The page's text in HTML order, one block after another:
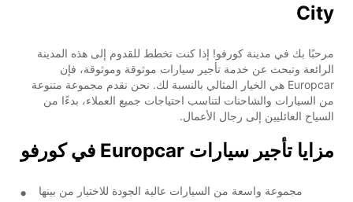
City
مرحبًا بك في مدينة كورفو! إذا كنت تخطط للقدوم إلى هذه المدينة
الرائعة وتبحث عن خدمة تأجير سيارات موثوقة وموثوقة، فإن
Europcar هي الخيار المثالي بالنسبة لك. نحن نقدم مجموعة متنوعة
من السيارات والشاحنات لتناسب احتياجات جميع العملاء، بدءًا من
السياح العائليين إلى رجال الأعمال.
مزايا تأجير سيارات Europcar في كورفو
مجموعة واسعة من السيارات عالية الجودة للاختيار من بينها